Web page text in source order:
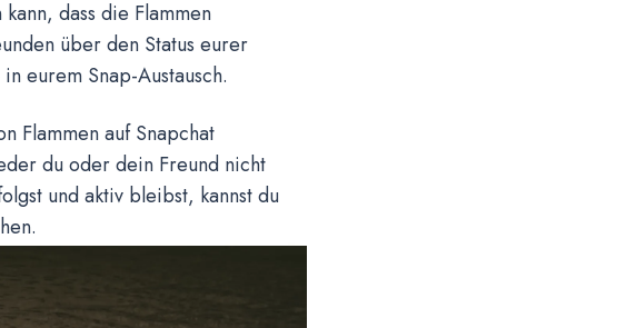
dass die Flammen
über den Status eurer
eurem Snap-Austausch.
Flammen auf Snapchat
du oder dein Freund nicht
und aktiv bleibst, kannst du